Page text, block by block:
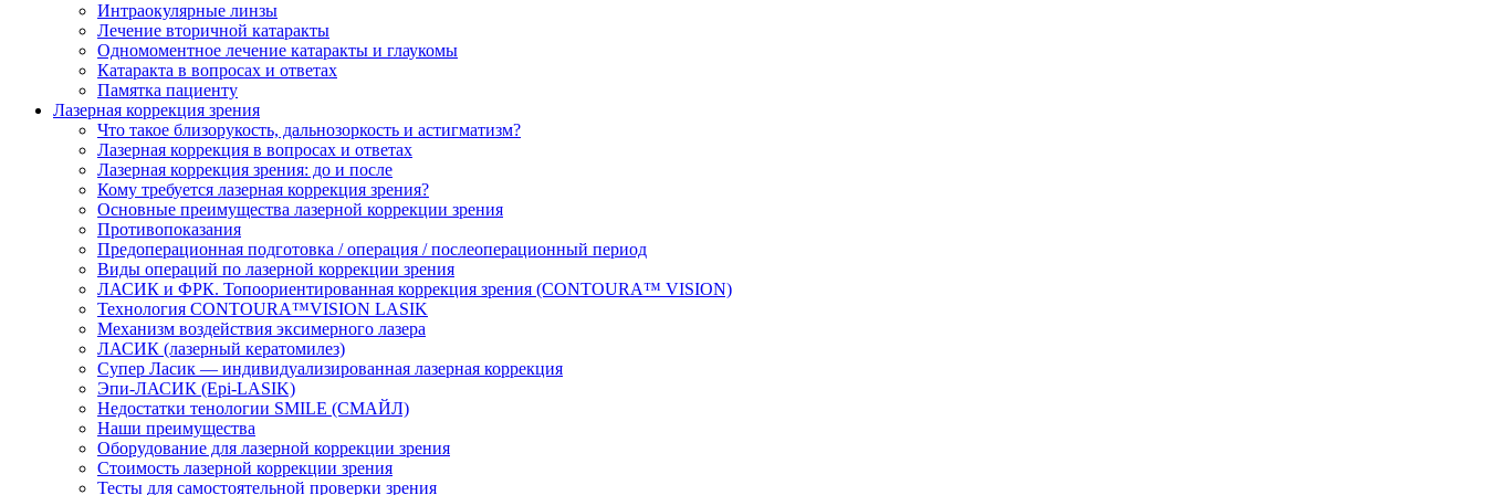
Интраокулярные линзы
Лечение вторичной катаракты
Одномоментное лечение катаракты и глаукомы
Катаракта в вопросах и ответах
Памятка пациенту
Лазерная коррекция зрения
Что такое близорукость, дальнозоркость и астигматизм?
Лазерная коррекция в вопросах и ответах
Лазерная коррекция зрения: до и после
Кому требуется лазерная коррекция зрения?
Основные преимущества лазерной коррекции зрения
Противопоказания
Предоперационная подготовка / операция / послеоперационный период
Виды операций по лазерной коррекции зрения
ЛАСИК и ФРК. Топоориентированная коррекция зрения (CONTOURA™ VISION)
Технология CONTOURA™VISION LASIK
Механизм воздействия эксимерного лазера
ЛАСИК (лазерный кератомилез)
Супер Ласик — индивидуализированная лазерная коррекция
Эпи-ЛАСИК (Epi-LASIK)
Недостатки тенологии SMILE (СМАЙЛ)
Наши преимущества
Оборудование для лазерной коррекции зрения
Стоимость лазерной коррекции зрения
Тесты для самостоятельной проверки зрения